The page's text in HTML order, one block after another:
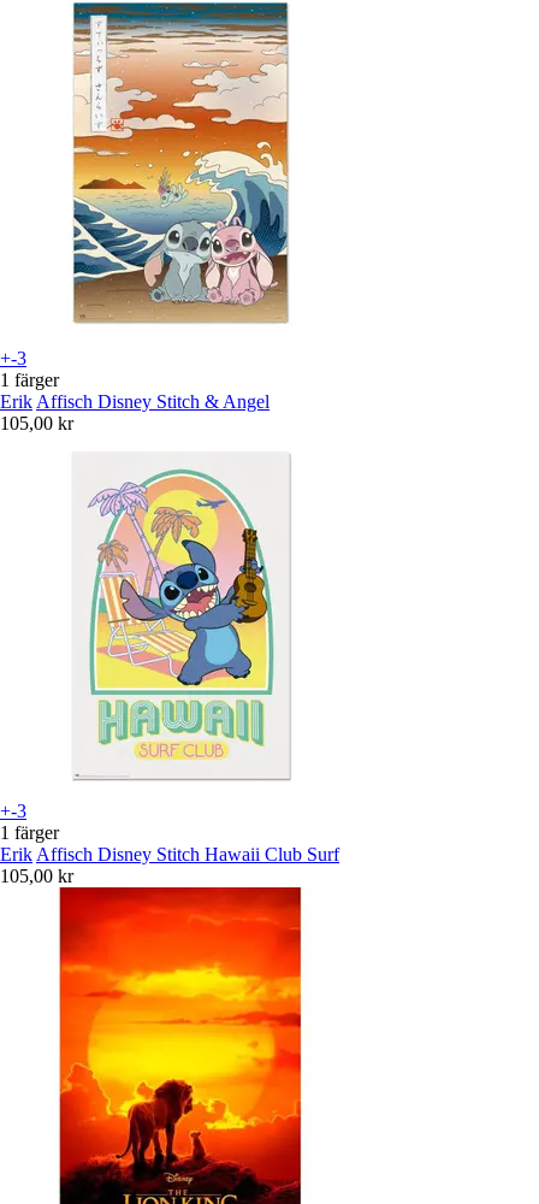
+-3
1 färger
Erik Affisch Disney Stitch & Angel
105,00 kr
+-3
1 färger
Erik Affisch Disney Stitch Hawaii Club Surf
105,00 kr